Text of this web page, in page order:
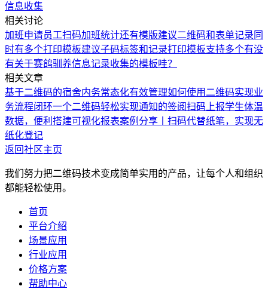
信息收集
相关讨论
加班申请员工扫码加班统计还有模版建议二维码和表单记录同
时有多个打印模板建议子码标签和记录打印模板支持多个有没
有关于赛鸽驯养信息记录收集的模板哇？
相关文章
基于二维码的宿舍内务常态化有效管理如何使用二维码实现业
务流程闭环一个二维码轻松实现通知的签阅扫码上报学生体温
数据，便利搭建可视化报表案例分享丨扫码代替纸笔，实现无
纸化登记
返回社区主页
我们努力把二维码技术变成简单实用的产品，让每个人和组织
都能轻松使用。
首页
平台介绍
场景应用
行业应用
价格方案
帮助中心